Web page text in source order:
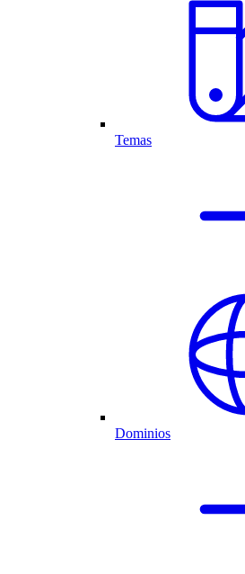
Temas
Dominios